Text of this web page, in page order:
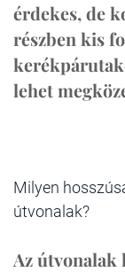
érdekes, de
részben kis
lehet
Milyen
útvonalak?
Az útvonalak